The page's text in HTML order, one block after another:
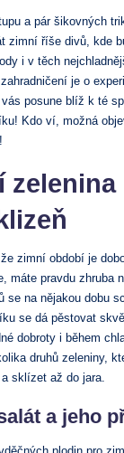
a pár šikovných
zimní říše divů, kde
i v těch
je o
posune blíž k té
Kdo ví, možná
zelenina
zimní období je
máte pravdu zhruba
se na nějakou dobu
se dá pěstovat
dobroty i během
druhů zeleniny,
sklízet až do jara.
a jeho